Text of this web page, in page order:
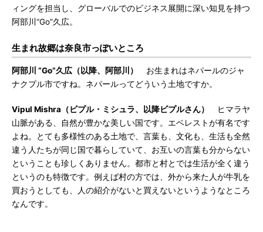
ィングを担当し、グローバルでのビジネス展開に深い知見を持つ
阿部川“Go”久広。
生まれ故郷は奈良市っぽいところ
阿部川 “Go”久広（以降、阿部川）
お生まれはネパールのジャ
ナクプル市ですね。ネパールってどういう土地ですか。
Vipul Mishra（ビプル・ミシュラ、以降ビプルさん）
ヒマラヤ
山脈がある、自然が豊かな美しい国です。エベレストが有名です
よね。とても多様性のある土地で、言葉も、文化も、生活も全然
違う人たちが同じ国で暮らしていて、お互いの言葉も分からない
ということも珍しくありません。都市と村とでは生活が全く違う
というのも特徴です。例えば村の方では、外から来た人が牛乳を
買おうとしても、人の紹介がないと買えないというようなところ
なんです。